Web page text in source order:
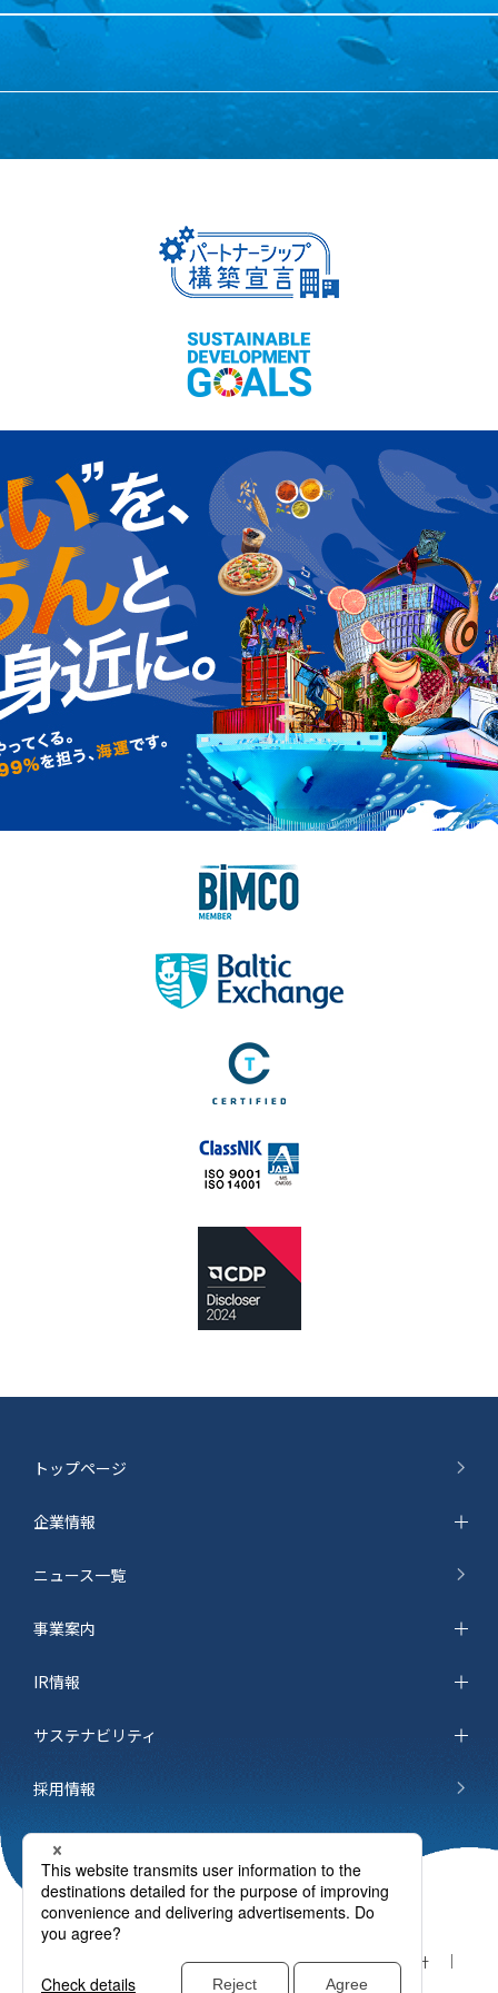
トップページ
企業情報
ニュース一覧
事業案内
IR情報
サステナビリティ
採用情報
お問い合わせ
個人情報保護方針
cookieポリシー